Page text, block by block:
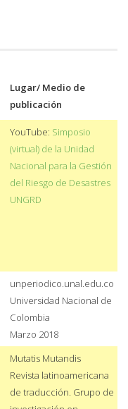
Lugar/ Medio de
publicación
YouTube: Simposio
(virtual) de la Unidad
Nacional para la Gestión
del Riesgo de Desastres
UNGRD
unperiodico.unal.edu.co
Universidad Nacional de
Colombia
Marzo 2018
Mutatis Mutandis
Revista latinoamericana
de traducción. Grupo de